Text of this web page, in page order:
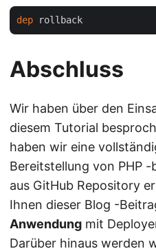
dep
Abschluss
Wir haben über den
diesem Tutorial
haben wir eine
Bereitstellung von PHP
aus GitHub Repository
Ihnen dieser Blog -
Anwendung mit
Darüber hinaus werden